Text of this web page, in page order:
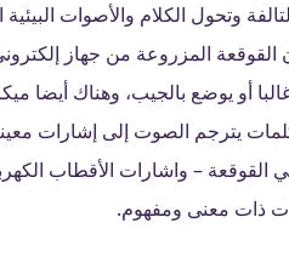
وتحول الكلام والأصوات
المزروعة من جهاز
أو يوضع بالجيب، وهناك أيضا
يترجم الصوت إلى إشارات
القوقعة – واشارات الأقطاب
ذات معنى ومفهوم.